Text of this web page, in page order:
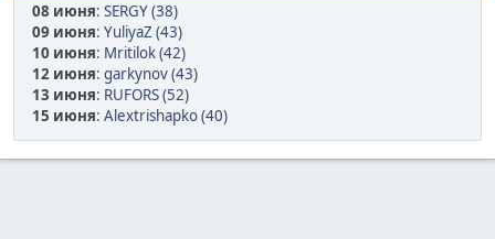
08 июня: SERGY (38)
09 июня: YuliyaZ (43)
10 июня: Mritilok (42)
12 июня: garkynov (43)
13 июня: RUFORS (52)
15 июня: Alextrishapko (40)